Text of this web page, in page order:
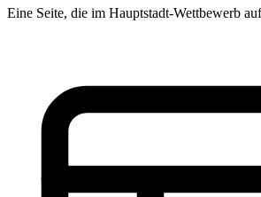
Eine Seite, die im Hauptstadt-Wettbewerb